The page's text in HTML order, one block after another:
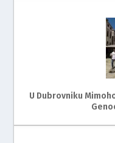
U Dubrovniku